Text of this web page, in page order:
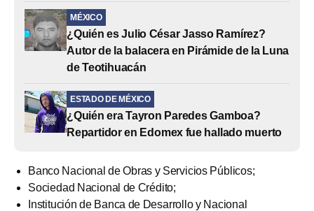
MÉXICO
¿Quién es Julio César Jasso Ramírez?
Autor de la balacera en Pirámide de la Luna
de Teotihuacán
ESTADO DE MÉXICO
¿Quién era Tayron Paredes Gamboa?
Repartidor en Edomex fue hallado muerto
Banco Nacional de Obras y Servicios Públicos;
Sociedad Nacional de Crédito;
Institución de Banca de Desarrollo y Nacional